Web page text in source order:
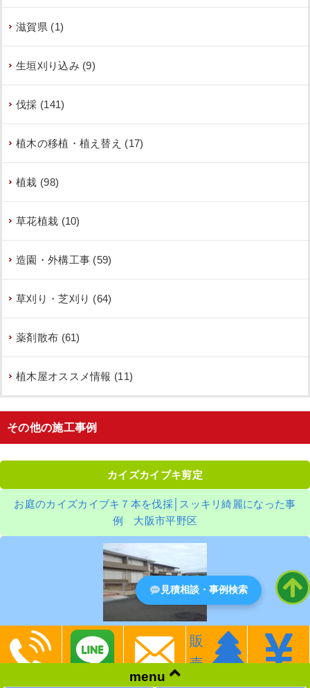
滋賀県 (1)
生垣刈り込み (9)
伐採 (141)
植木の移植・植え替え (17)
植栽 (98)
草花植栽 (10)
造園・外構工事 (59)
草刈り・芝刈り (64)
薬剤散布 (61)
植木屋オススメ情報 (11)
その他の施工事例
カイズカイブキ剪定
お庭のカイズカイブキ７本を伐採│スッキリ綺麗になった事
例 大阪市平野区
植木伐採作業前 植木伐採作業後 お庭のカイズカイブキ７本を
伐採│スッキリ綺麗になった事例 大阪市平野区 枯れた自宅の
カイズ ...
menu
販
売
見積相談・事例検索